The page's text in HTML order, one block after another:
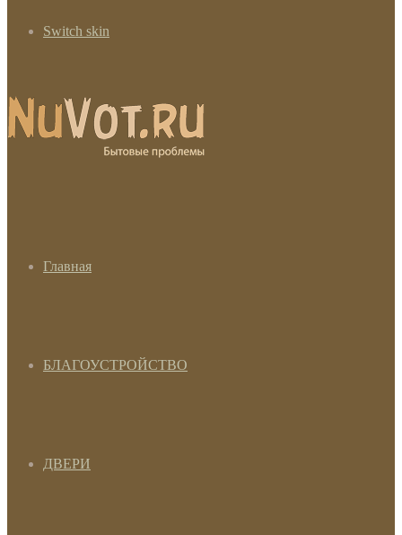
Switch skin
Главная
БЛАГОУСТРОЙСТВО
ДВЕРИ